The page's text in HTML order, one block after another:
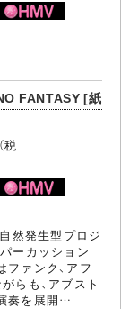
FANTASY [紙
然発生型プロジ
ーカッション
ァンク、アフ
らも、アブスト
奏を展開…